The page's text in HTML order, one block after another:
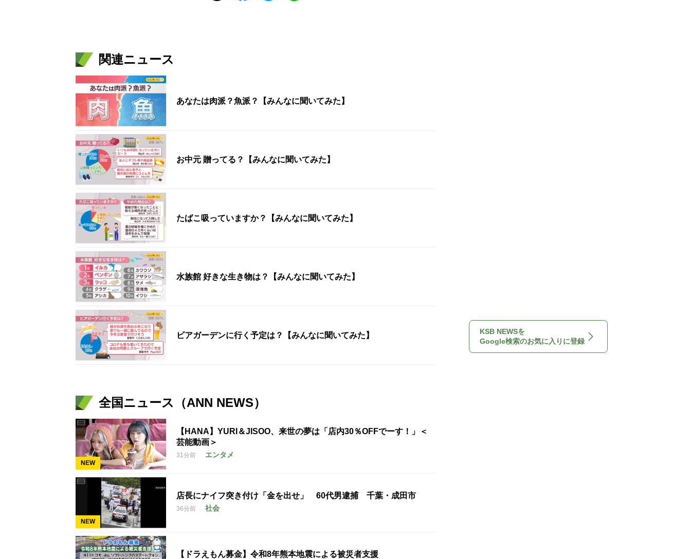
関連ニュース
あなたは肉派？魚派？【みんなに聞いてみた】
お中元 贈ってる？【みんなに聞いてみた】
たばこ吸っていますか？【みんなに聞いてみた】
水族館 好きな生き物は？【みんなに聞いてみた】
ビアガーデンに行く予定は？【みんなに聞いてみた】
全国ニュース（ANN NEWS）
NEW
【HANA】YURI＆JISOO、来世の夢は「店内30％OFFでーす！」＜
芸能動画＞
31分前 エンタメ
NEW
店長にナイフ突き付け「金を出せ」 60代男逮捕 千葉・成田市
36分前 社会
【ドラえもん募金】令和8年熊本地震による被災者支援
KSB NEWSを
Google検索のお気に入りに登録